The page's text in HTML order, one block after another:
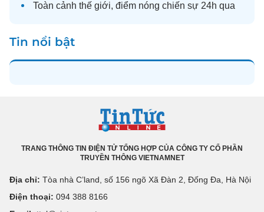
Toàn cảnh thế giới, điểm nóng chiến sự 24h qua
Tin nổi bật
TRANG THÔNG TIN ĐIỆN TỬ TỔNG HỢP CỦA CÔNG TY CỔ PHẦN
TRUYỀN THÔNG VIETNAMNET
Địa chỉ: Tòa nhà C’land, số 156 ngõ Xã Đàn 2, Đống Đa, Hà Nội
Điện thoại: 094 388 8166